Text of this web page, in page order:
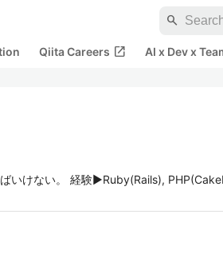
search
Qiita Careers open_in_new AI x Dev x
いけない。 経験▶️Ruby(Rails),